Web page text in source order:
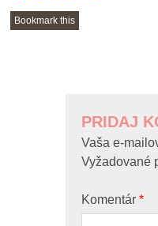
Bookmark this
PRIDAJ
Vaša e-
Vyžadované
Komentár*